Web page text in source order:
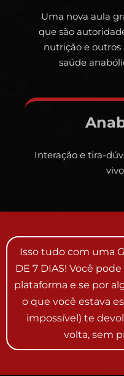
Uma nova aula
que são
nutrição e outros
saúde
Interação e tira-
Isso tudo com uma
DE 7 DIAS! Você
plataforma e se por
o que você estava
impossível) te
volta, sem